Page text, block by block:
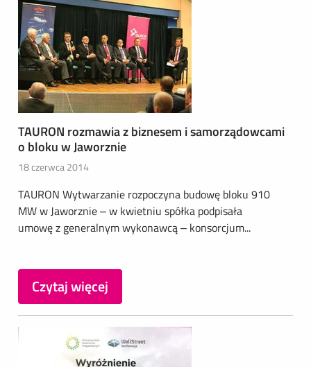
TAURON rozmawia z biznesem i samorządowcami
o bloku w Jaworznie
18 czerwca 2014
TAURON Wytwarzanie rozpoczyna budowę bloku 910
MW w Jaworznie – w kwietniu spółka podpisała
umowę z generalnym wykonawcą – konsorcjum...
Czytaj więcej